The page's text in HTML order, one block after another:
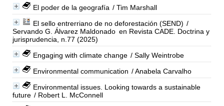
El poder de la geografía / Tim Marshall
El sello entrerriano de no deforestación (SEND) /
Servando G. Álvarez Maldonado en Revista CADE. Doctrina y
jurisprudencia, n.77 (2025)
Engaging with climate change / Sally Weintrobe
Environmental communication / Anabela Carvalho
Environmental issues. Looking towards a sustainable
future / Robert L. McConnell